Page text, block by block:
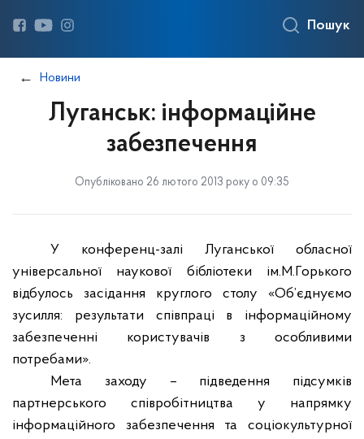
Пошук
Новини
Луганськ: інформаційне
забезпечення
Опубліковано 26 лютого 2013 року о 09:35
У конференц-залі Луганської обласної
універсальної наукової бібліотеки ім.М.Горького
відбулось засідання круглого столу «Об’єднуємо
зусилля: результати співпраці в інформаційному
забезпеченні користувачів з особливими
потребами».
Мета заходу – підведення підсумків
партнерського співробітництва у напрямку
інформаційного забезпечення та соціокультурної